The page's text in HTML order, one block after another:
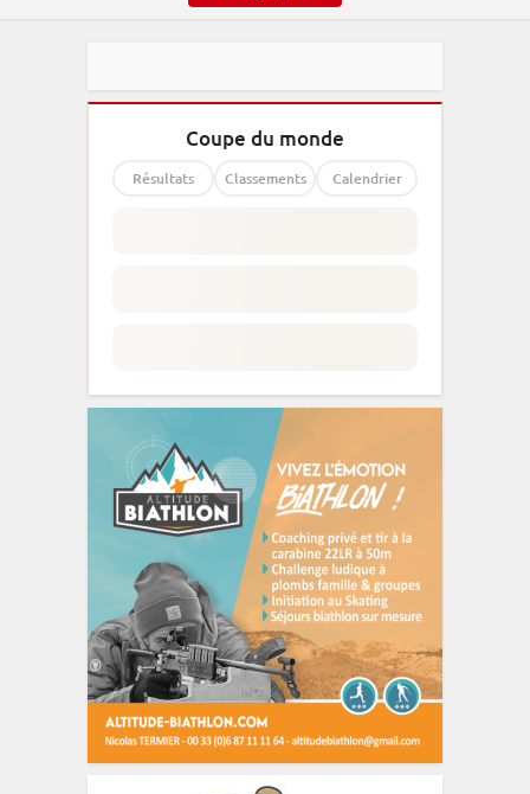
Coupe du monde
Résultats Classements Calendrier